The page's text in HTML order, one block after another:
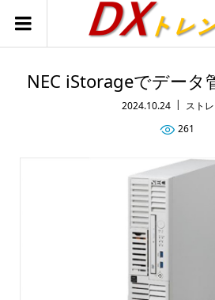
NEC iStorageでデータ
2024.10.24
スト
261